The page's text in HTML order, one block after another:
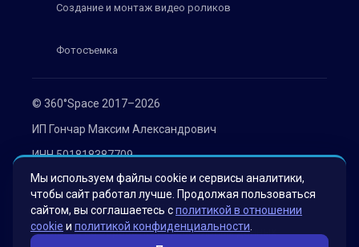
© 360°Space 2017–2026
ИП Гончар Максим Александрович
ИНН 501818387709
ОГРН 319508100030536
Политика конфиденциальности
Согласие на обработку персональных данных
Создание и монтаж видео роликов
Фотосъемка
Мы используем файлы cookie и сервисы аналитики,
чтобы сайт работал лучше. Продолжая пользоваться
сайтом, вы соглашаетесь сполитикой в отношении
cookie и политикой конфиденциальности